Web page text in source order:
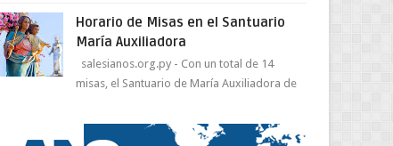
Bosco». San Giovann...
Horario de Misas en el Santuario
María Auxiliadora
salesianos.org.py - Con un total de 14
misas, el Santuario de María Auxiliadora de
Santa Patr...